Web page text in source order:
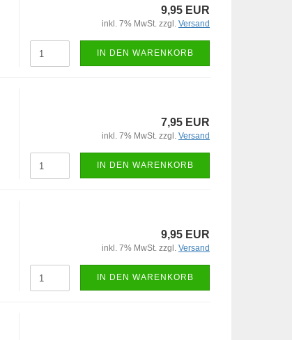
9,95 EUR
inkl. 7% MwSt. zzgl. Versand
IN DEN WARENKORB
7,95 EUR
inkl. 7% MwSt. zzgl. Versand
IN DEN WARENKORB
9,95 EUR
inkl. 7% MwSt. zzgl. Versand
IN DEN WARENKORB